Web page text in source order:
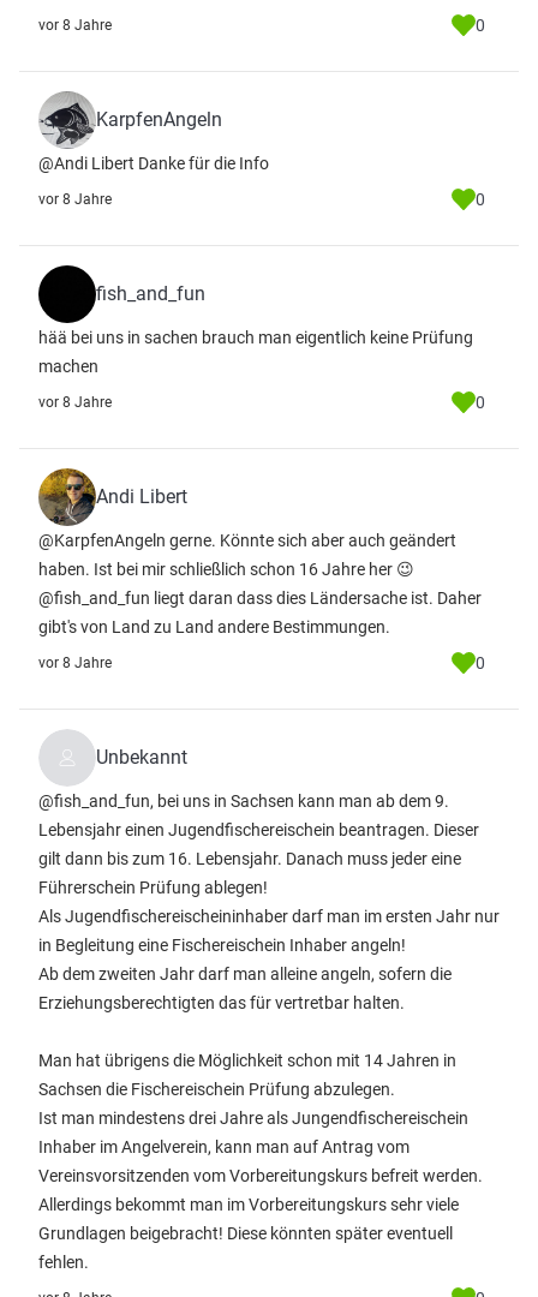
vor 8 Jahre 0
KarpfenAngeln
@Andi Libert Danke für die Info
vor 8 Jahre 0
fish_and_fun
hää bei uns in sachen brauch man eigentlich keine Prüfung
machen
vor 8 Jahre 0
Andi Libert
@KarpfenAngeln gerne. Könnte sich aber auch geändert
haben. Ist bei mir schließlich schon 16 Jahre her 😉
@fish_and_fun liegt daran dass dies Ländersache ist. Daher
gibt's von Land zu Land andere Bestimmungen.
vor 8 Jahre 0
Unbekannt
@fish_and_fun, bei uns in Sachsen kann man ab dem 9.
Lebensjahr einen Jugendfischereischein beantragen. Dieser
gilt dann bis zum 16. Lebensjahr. Danach muss jeder eine
Führerschein Prüfung ablegen!
Als Jugendfischereischeininhaber darf man im ersten Jahr nur
in Begleitung eine Fischereischein Inhaber angeln!
Ab dem zweiten Jahr darf man alleine angeln, sofern die
Erziehungsberechtigten das für vertretbar halten.
Man hat übrigens die Möglichkeit schon mit 14 Jahren in
Sachsen die Fischereischein Prüfung abzulegen.
Ist man mindestens drei Jahre als Jungendfischereischein
Inhaber im Angelverein, kann man auf Antrag vom
Vereinsvorsitzenden vom Vorbereitungskurs befreit werden.
Allerdings bekommt man im Vorbereitungskurs sehr viele
Grundlagen beigebracht! Diese könnten später eventuell
fehlen.